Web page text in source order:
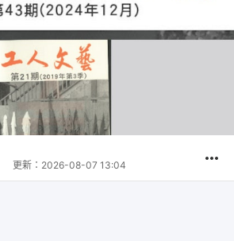
更新： 2026-08-07 13:04